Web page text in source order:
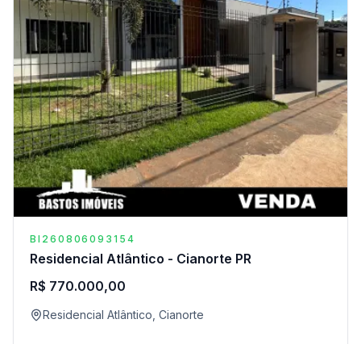
BI260806093154
Residencial Atlântico - Cianorte PR
R$ 770.000,00
Residencial Atlântico, Cianorte